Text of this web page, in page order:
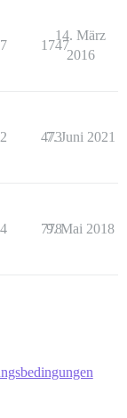
7 1747
14. März
2016
2 473
7. Juni 2021
4 778
9. Mai 2018